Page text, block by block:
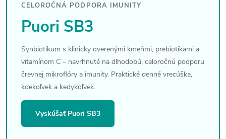
CELOROČNÁ PODPORA IMUNITY
Puori SB3
Synbiotikum s klinicky overenými kmeňmi, prebiotikami a
vitamínom C – navrhnuté na dlhodobú, celoročnú podporu
črevnej mikroflóry a imunity. Praktické denné vrecúška,
kdekoľvek a kedykoľvek.
Vyskúšať Puori SB3